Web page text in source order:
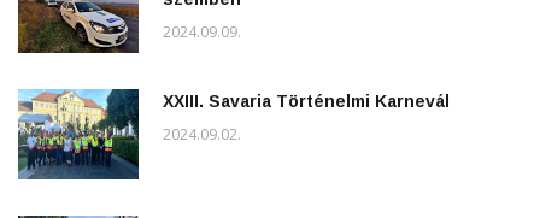
2024.09.09.
XXIII. Savaria Történelmi Karnevál
2024.09.02.